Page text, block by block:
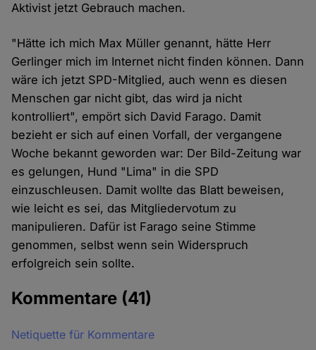
Aktivist jetzt Gebrauch machen.
"Hätte ich mich Max Müller genannt, hätte Herr
Gerlinger mich im Internet nicht finden können. Dann
wäre ich jetzt SPD-Mitglied, auch wenn es diesen
Menschen gar nicht gibt, das wird ja nicht
kontrolliert", empört sich David Farago. Damit
bezieht er sich auf einen Vorfall, der vergangene
Woche bekannt geworden war: Der Bild-Zeitung war
es gelungen, Hund "Lima" in die SPD
einzuschleusen. Damit wollte das Blatt beweisen,
wie leicht es sei, das Mitgliedervotum zu
manipulieren. Dafür ist Farago seine Stimme
genommen, selbst wenn sein Widerspruch
erfolgreich sein sollte.
Kommentare (41)
Netiquette für Kommentare